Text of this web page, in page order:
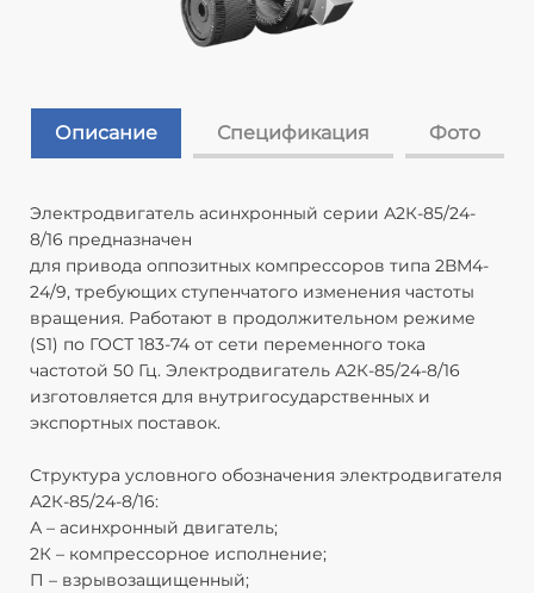
Описание Спецификация Фото
Электродвигатель асинхронный серии А2К-85/24-
8/16 предназначен
для привода оппозитных компрессоров типа 2ВМ4-
24/9, требующих ступенчатого изменения частоты
вращения. Работают в продолжительном режиме
(S1) по ГОСТ 183-74 от сети переменного тока
частотой 50 Гц. Электродвигатель А2К-85/24-8/16
изготовляется для внутригосударственных и
экспортных поставок.
Структура условного обозначения электродвигателя
А2К-85/24-8/16:
А – асинхронный двигатель;
2К – компрессорное исполнение;
П – взрывозащищенный;